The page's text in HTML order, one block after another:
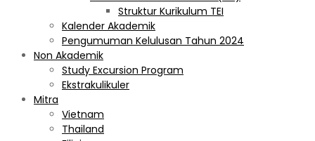
Struktur Kurikulum TEI
Kalender Akademik
Pengumuman Kelulusan Tahun 2024
Non Akademik
Study Excursion Program
Ekstrakulikuler
Mitra
Vietnam
Thailand